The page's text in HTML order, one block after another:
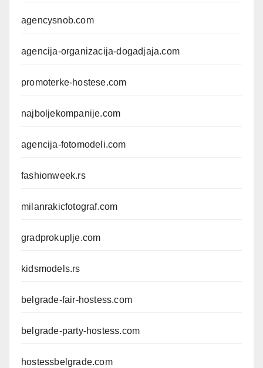
agencysnob.com
agencija-organizacija-dogadjaja.com
promoterke-hostese.com
najboljekompanije.com
agencija-fotomodeli.com
fashionweek.rs
milanrakicfotograf.com
gradprokuplje.com
kidsmodels.rs
belgrade-fair-hostess.com
belgrade-party-hostess.com
hostessbelgrade.com